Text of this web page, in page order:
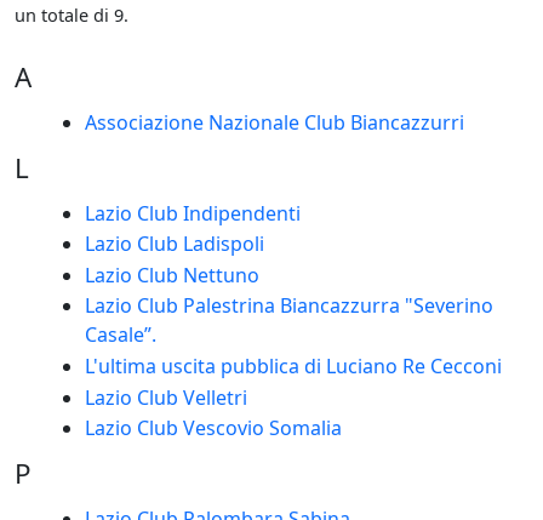
un totale di 9.
A
Associazione Nazionale Club Biancazzurri
L
Lazio Club Indipendenti
Lazio Club Ladispoli
Lazio Club Nettuno
Lazio Club Palestrina Biancazzurra "Severino
Casale”.
L'ultima uscita pubblica di Luciano Re Cecconi
Lazio Club Velletri
Lazio Club Vescovio Somalia
P